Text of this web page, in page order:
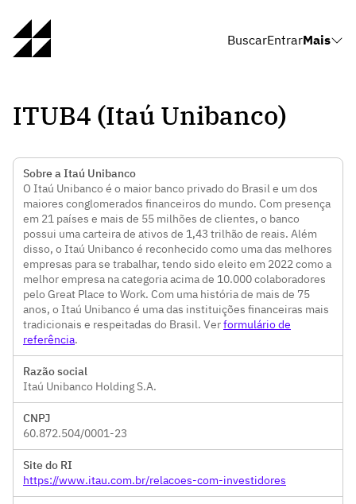
BuscarEntrarMais
ITUB4 (Itaú Unibanco)
Sobre a Itaú Unibanco
O Itaú Unibanco é o maior banco privado do Brasil e um dos
maiores conglomerados financeiros do mundo. Com presença
em 21 países e mais de 55 milhões de clientes, o banco
possui uma carteira de ativos de 1,43 trilhão de reais. Além
disso, o Itaú Unibanco é reconhecido como uma das melhores
empresas para se trabalhar, tendo sido eleito em 2022 como a
melhor empresa na categoria acima de 10.000 colaboradores
pelo Great Place to Work. Com uma história de mais de 75
anos, o Itaú Unibanco é uma das instituições financeiras mais
tradicionais e respeitadas do Brasil. Verformulário de
referência.
Razão social
Itaú Unibanco Holding S.A.
CNPJ
60.872.504/0001-23
Site do RI
https://www.itau.com.br/relacoes-com-investidores